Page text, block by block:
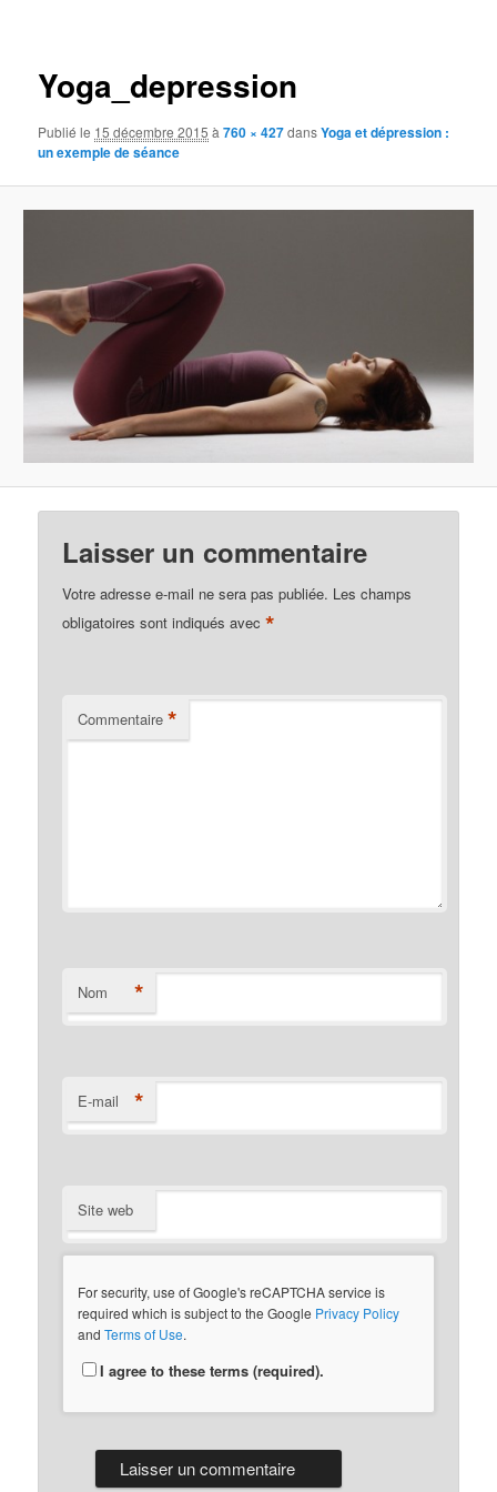
Yoga_depression
Publié le 15 décembre 2015 à760 × 427dansYoga et dépression :
un exemple de séance
Laisser un commentaire
Votre adresse e-mail ne sera pas publiée. Les champs
obligatoires sont indiqués avec*
Commentaire *
Nom *
E-mail *
Site web
For security, use of Google's reCAPTCHA service is
required which is subject to the Google Privacy Policy
andTerms of Use.
I agree to these terms (required).